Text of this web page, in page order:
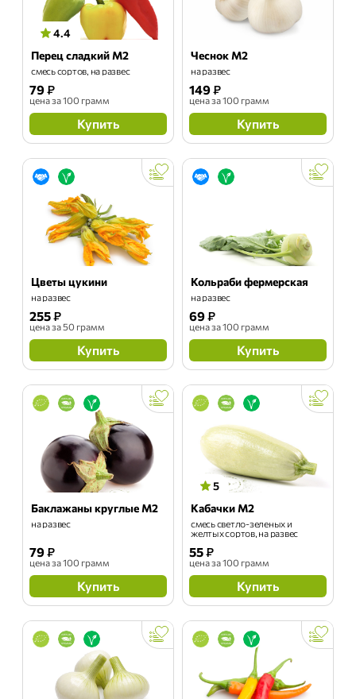
4.4
Перец сладкий М2
смесь сортов, на развес
79₽
ценаза 100 грамм
Купить
Чеснок М2
на развес
149₽
ценаза 100 грамм
Купить
Цветы цукини
на развес
255₽
ценаза 50 грамм
Купить
Кольраби фермерская
на развес
69₽
ценаза 100 грамм
Купить
Баклажаны круглые М2
на развес
79₽
ценаза 100 грамм
Купить
5
Кабачки М2
смесь светло-зеленых и
желтых сортов, на развес
55₽
ценаза 100 грамм
Купить